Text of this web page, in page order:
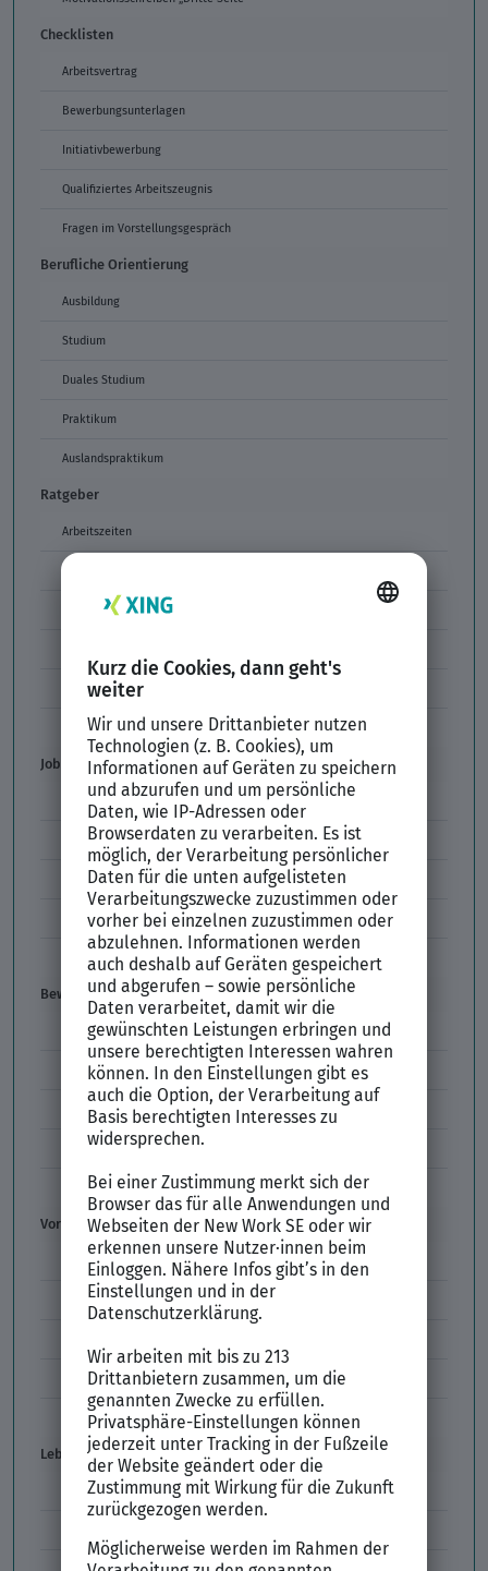
Checklisten
Arbeitsvertrag
Bewerbungsunterlagen
Initiativbewerbung
Qualifiziertes Arbeitszeugnis
Fragen im Vorstellungsgespräch
Berufliche Orientierung
Ausbildung
Studium
Duales Studium
Praktikum
Auslandspraktikum
Ratgeber
Arbeitszeiten
Formulierungen im Arbeitszeugnis
Unbefristeter Arbeitsvertrag
Der XING Bewerbungsratgeber
Job & Karriere
Arbeitsvertrag
Codes im Arbeitszeugnis
Kündigung
Einstiegsgehalt
Gehaltswunsch
Bewerbung
E-Mail-Bewerbung
Anlagen und Zeugnisse
Initiativbewerbung
Interne Bewerbung
Empfehlungsschreiben
Vorstellungsgespräch
Vorstellungsgespräch Fragen
Schwächen im Vorstellungsgespräch
Vorbereitung Vorstellungsgespräch
Vorstellungsgespräch per Skype
Lebenslauf
Lebenslauf Aufbau und Inhalt